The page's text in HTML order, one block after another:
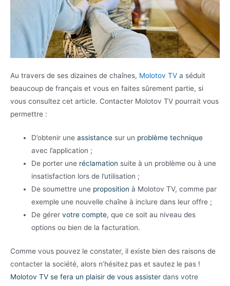
Au travers de ses dizaines de chaînes, Molotov TV a séduit
beaucoup de français et vous en faites sûrement partie, si
vous consultez cet article. Contacter Molotov TV pourrait vous
permettre :
D’obtenir uneassistance sur un problème technique
avec l’application ;
De porter une réclamation suite à un problème ou à une
insatisfaction lors de l’utilisation ;
De soumettre une proposition à Molotov TV, comme par
exemple une nouvelle chaîne à inclure dans leur offre ;
De gérervotre compte, que ce soit au niveau des
options ou bien de la facturation.
Comme vous pouvez le constater, il existe bien des raisons de
contacter la société, alors n’hésitez pas et sautez le pas !
Molotov TV se fera un plaisir de vous assister dans votre